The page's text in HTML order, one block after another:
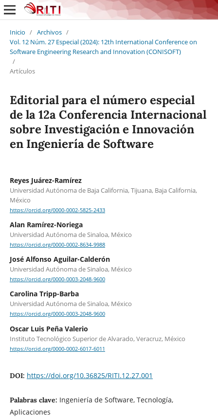
Inicio / Archivos /
Vol. 12 Núm. 27 Especial (2024): 12th International Conference on
Software Engineering Research and Innovation (CONISOFT)
/
Artículos
Editorial para el número especial
de la 12a Conferencia Internacional
sobre Investigación e Innovación
en Ingeniería de Software
Reyes Juárez-Ramírez
Universidad Autónoma de Baja California, Tijuana, Baja California,
México
https://orcid.org/0000-0002-5825-2433
Alan Ramírez-Noriega
Universidad Autónoma de Sinaloa, México
https://orcid.org/0000-0002-8634-9988
José Alfonso Aguilar-Calderón
Universidad Autónoma de Sinaloa, México
https://orcid.org/0000-0003-2048-9600
Carolina Tripp-Barba
Universidad Autónoma de Sinaloa, México
https://orcid.org/0000-0003-2048-9600
Oscar Luis Peña Valerio
Instituto Tecnológico Superior de Alvarado, Veracruz, México
https://orcid.org/0000-0002-6017-6011
DOI: https://doi.org/10.36825/RITI.12.27.001
Palabras clave: Ingeniería de Software, Tecnología,
Aplicaciones